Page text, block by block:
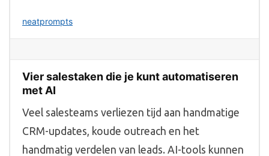
neatprompts
Vier salestaken die je kunt automatiseren
met AI
Veel salesteams verliezen tijd aan handmatige
CRM-updates, koude outreach en het
handmatig verdelen van leads. AI-tools kunnen